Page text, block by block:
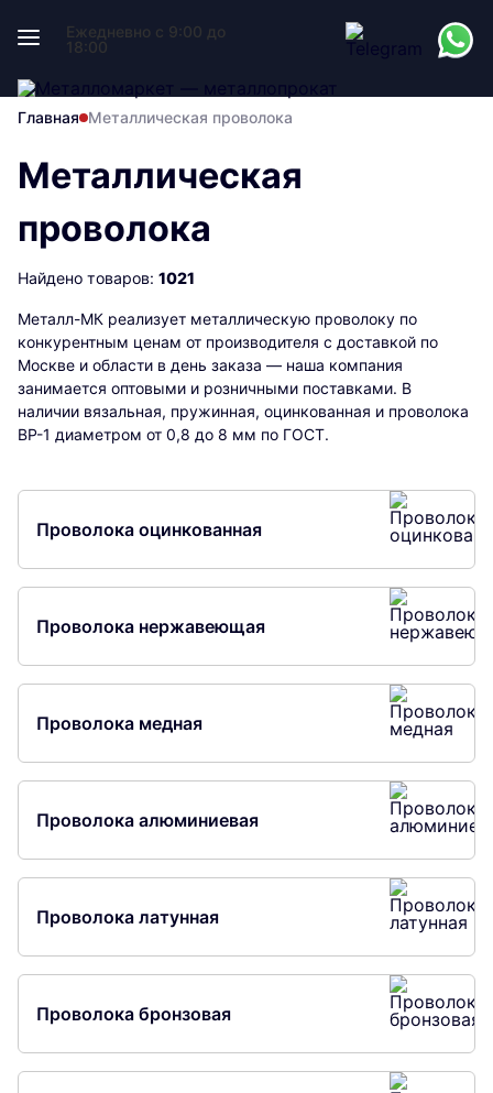
Ежедневно с 9:00 до
18:00
Главная Металлическая проволока
Металлическая
проволока
Найдено товаров: 1021
Металл-МК реализует металлическую проволоку по
конкурентным ценам от производителя с доставкой по
Москве и области в день заказа — наша компания
занимается оптовыми и розничными поставками. В
наличии вязальная, пружинная, оцинкованная и проволока
ВР-1 диаметром от 0,8 до 8 мм по ГОСТ.
Проволока оцинкованная
Проволока нержавеющая
Проволока медная
Проволока алюминиевая
Проволока латунная
Проволока бронзовая